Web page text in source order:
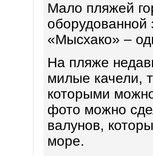
Мало пляжей
оборудованной
«Мысхако» –
На пляже
милые качели,
которыми
фото можно
валунов,
море.